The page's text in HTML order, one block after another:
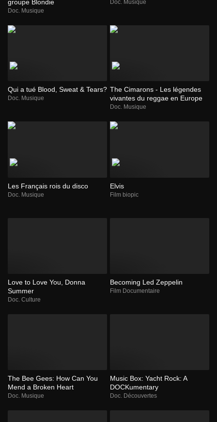
groupe Blondie
Doc. Musique
Doc. Musique
Qui a tué Blood, Sweat & Tears?
Doc. Musique
The Cimarons - Les légendes
vivantes du reggae en Europe
Doc. Musique
Les Français rois du disco
Doc. Musique
Elvis
Film biopic
Love to Love You, Donna
Summer
Doc. Culture
Becoming Led Zeppelin
Film Documentaire
The Bee Gees: How Can You
Mend a Broken Heart
Doc. Musique
Music Box: Yacht Rock: A
DOCKumentary
Doc. Découvertes